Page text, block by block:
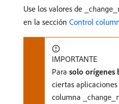
Use los valores de
en la sección Control
IMPORTANTE
Para solo orígenes
ciertas
columna